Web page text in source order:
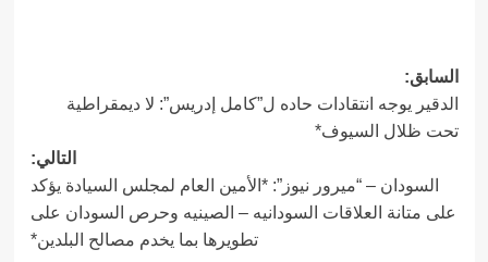
تصفّح
المقالات
السابق:
الدقير يوجه انتقادات حاده ل”كامل إدريس”: لا ديمقراطية
تحت ظلال السيوف*
التالي:
السودان – “ميرور نيوز”: *الأمين العام لمجلس السيادة يؤكد
على متانة العلاقات السودانيه – الصينيه وحرص السودان على
تطويرها بما يخدم مصالح البلدين*